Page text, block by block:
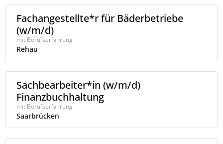
Fachangestellte*r für Bäderbetriebe
(w/m/d)
mit Berufserfahrung
Rehau
Sachbearbeiter*in (w/m/d)
Finanzbuchhaltung
mit Berufserfahrung
Saarbrücken